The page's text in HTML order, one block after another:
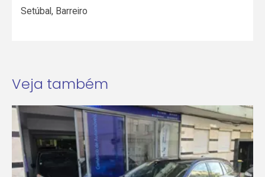
Setúbal, Barreiro
Veja também